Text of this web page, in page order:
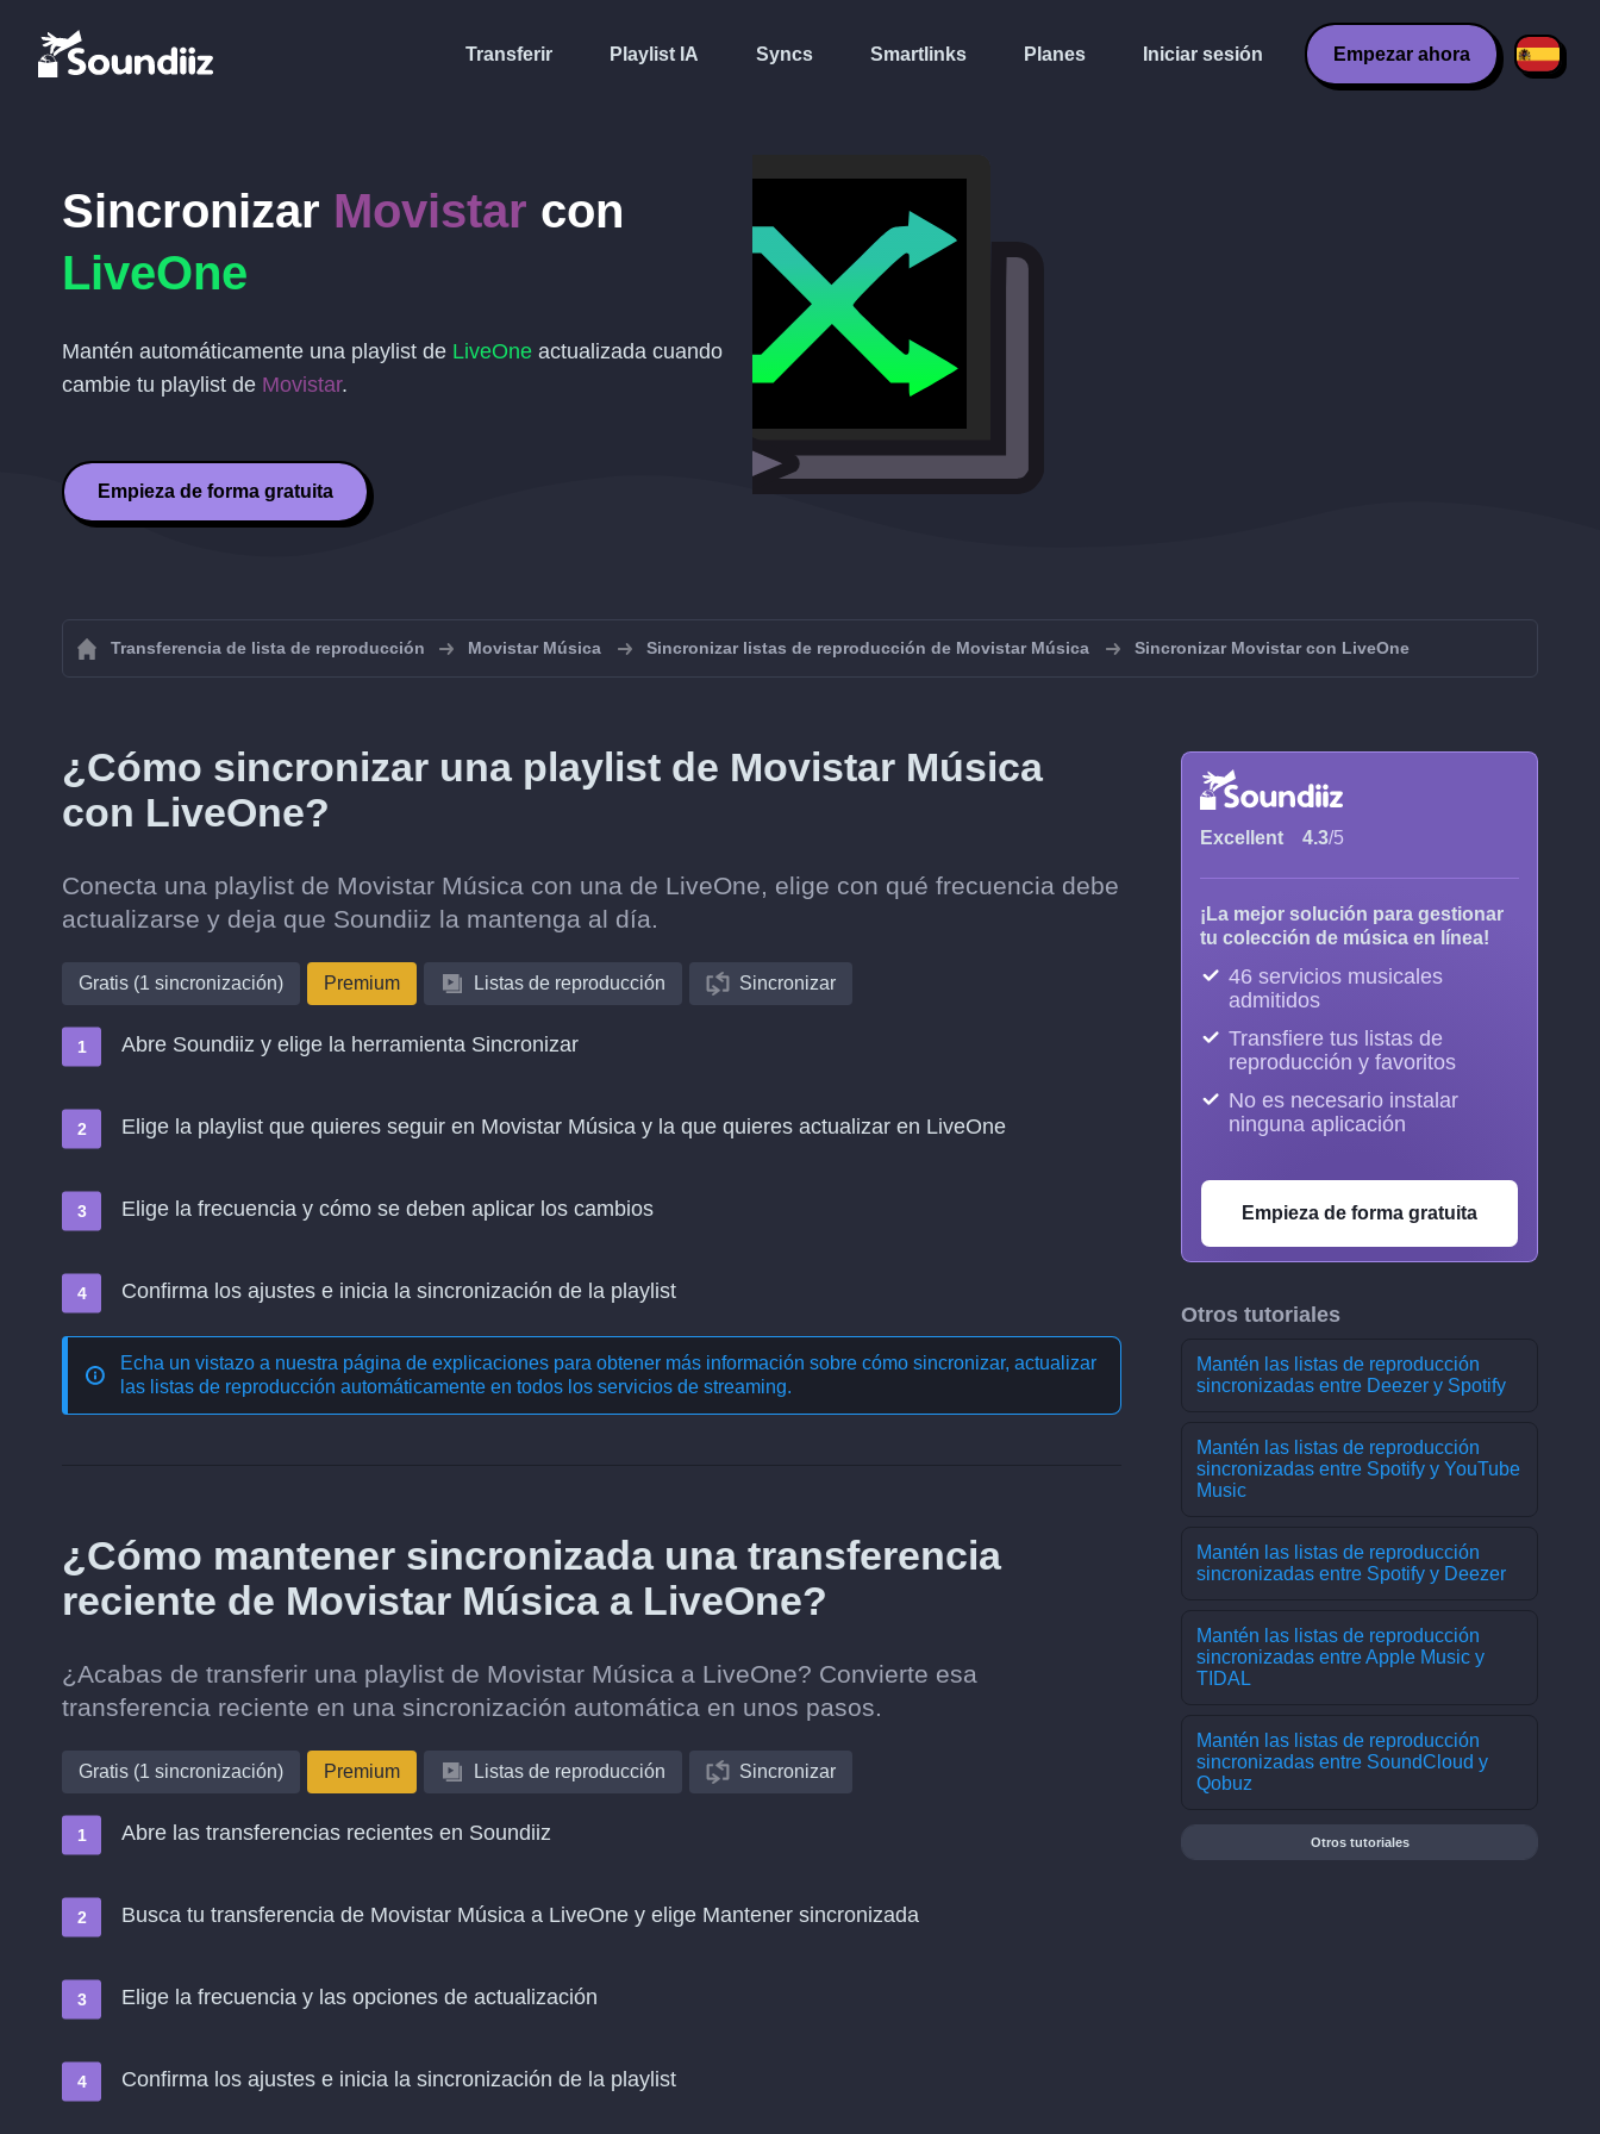
Transferir Playlist IA Syncs Smartlinks Planes Iniciar sesión Empezar ahora
Sincronizar Movistar con
LiveOne
Mantén automáticamente una playlist de LiveOne actualizada cuando
cambie tu playlist de Movistar.
Empieza de forma gratuita
Transferencia de lista de reproducción Movistar Música Sincronizar listas de reproducción de Movistar Música Sincronizar Movistar con LiveOne
¿Cómo sincronizar una playlist de Movistar Música
con LiveOne?
Conecta una playlist de Movistar Música con una de LiveOne, elige con qué frecuencia debe
actualizarse y deja que Soundiiz la mantenga al día.
Gratis (1 sincronización) Premium Listas de reproducción Sincronizar
Abre Soundiiz y elige la herramienta Sincronizar
Elige la playlist que quieres seguir en Movistar Música y la que quieres actualizar en LiveOne
Elige la frecuencia y cómo se deben aplicar los cambios
Confirma los ajustes e inicia la sincronización de la playlist
Echa un vistazo a nuestra página de explicaciones para obtener más información sobre cómo sincronizar, actualizar
las listas de reproducción automáticamente en todos los servicios de streaming.
¿Cómo mantener sincronizada una transferencia
reciente de Movistar Música a LiveOne?
¿Acabas de transferir una playlist de Movistar Música a LiveOne? Convierte esa
transferencia reciente en una sincronización automática en unos pasos.
Gratis (1 sincronización) Premium Listas de reproducción Sincronizar
Abre las transferencias recientes en Soundiiz
Busca tu transferencia de Movistar Música a LiveOne y elige Mantener sincronizada
Elige la frecuencia y las opciones de actualización
Confirma los ajustes e inicia la sincronización de la playlist
Excellent 4.3/5
¡La mejor solución para gestionar
tu colección de música en línea!
46 servicios musicales
admitidos
Transfiere tus listas de
reproducción y favoritos
No es necesario instalar
ninguna aplicación
Empieza de forma gratuita
Otros tutoriales
Mantén las listas de reproducción
sincronizadas entre Deezer y Spotify
Mantén las listas de reproducción
sincronizadas entre Spotify y YouTube
Music
Mantén las listas de reproducción
sincronizadas entre Spotify y Deezer
Mantén las listas de reproducción
sincronizadas entre Apple Music y
TIDAL
Mantén las listas de reproducción
sincronizadas entre SoundCloud y
Qobuz
Otros tutoriales